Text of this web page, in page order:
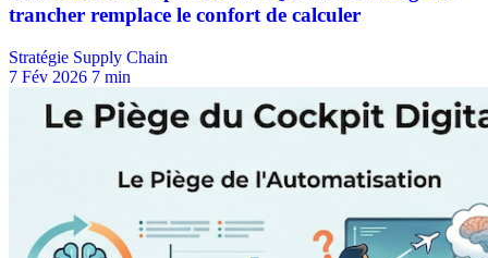
Stratégie Supply Chain
7 Fév 2026 7 min